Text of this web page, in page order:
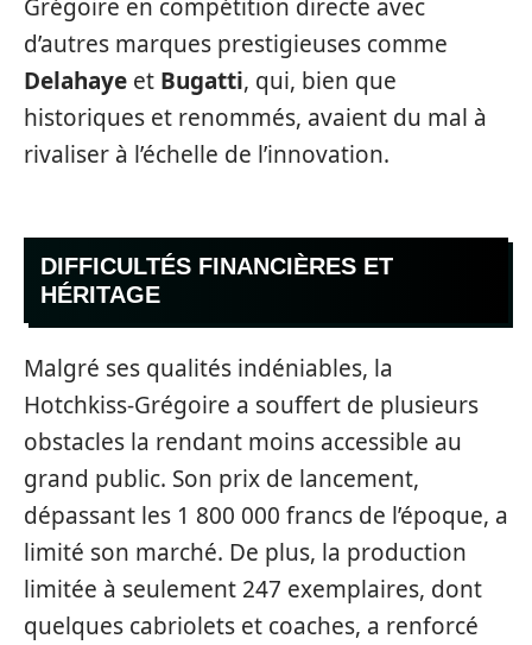
Grégoire en compétition directe avec
d’autres marques prestigieuses comme
Delahaye et Bugatti, qui, bien que
historiques et renommés, avaient du mal à
rivaliser à l’échelle de l’innovation.
DIFFICULTÉS FINANCIÈRES ET
HÉRITAGE
Malgré ses qualités indéniables, la
Hotchkiss-Grégoire a souffert de plusieurs
obstacles la rendant moins accessible au
grand public. Son prix de lancement,
dépassant les 1 800 000 francs de l’époque, a
limité son marché. De plus, la production
limitée à seulement 247 exemplaires, dont
quelques cabriolets et coaches, a renforcé